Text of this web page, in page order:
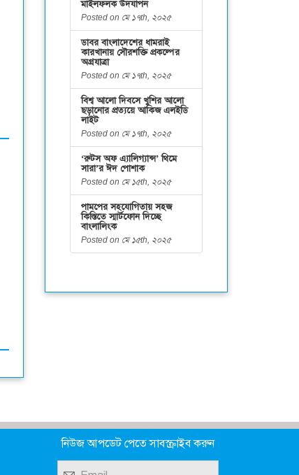
মাইলফলক উদযাপন
Posted on মে ১৭th, ২০২৫
ডাবর বাংলাদেশের ধামরাই
কারখানায় সৌরশক্তি প্রকল্পের
অগ্রযাত্রা
Posted on মে ১৭th, ২০২৫
বিশ্ব আলো দিবসে খুশির আলো
ছড়ানোর প্রত্যয়ে আকিজ এলইডি
লাইট
Posted on মে ১৭th, ২০২৫
‘রুটস অফ এ্যালিগ্যান্স’ থিমে
সারা’র ঈদ পোশাক
Posted on মে ১৫th, ২০২৫
পামপের সহযোগিতায় সহজ
কিস্তিতে স্মার্টফোন দিচ্ছে
বাংলালিংক
Posted on মে ১৫th, ২০২৫
নিউজ আপডেট পেতে সাবস্ক্রাইব করুন